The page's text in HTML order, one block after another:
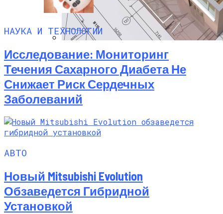
Заболевания Оспой У Приматов
Программы Планировки Квартир,
Которые Облегчат Ваш Ремонт
НАУКА И ТЕХНОЛОГИИ
Исследование: Мониторинг
Течения Сахарного Диабета Не
Снижает Риск Сердечных
Заболеваний
АВТО
Новый Mitsubishi Evolution
Обзаведется Гибридной
Установкой